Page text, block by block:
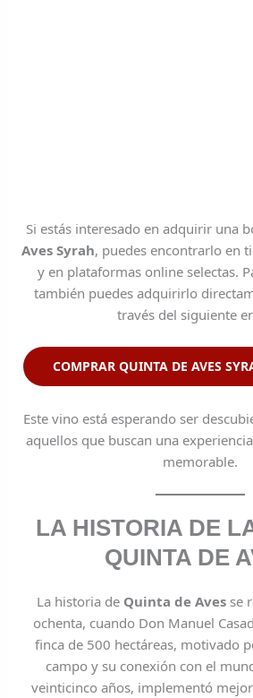
Si estás interesado en adquirir una
Aves Syrah, puedes encontrarlo en
y en plataformas online selectas.
también puedes adquirirlo
través del siguiente
COMPRAR QUINTA DE AVES
Este vino está esperando ser
aquellos que buscan una
memorable.
LA HISTORIA DE
QUINTA DE
La historia de Quinta de Avesse
ochenta, cuando Don Manuel
finca de 500 hectáreas, motivado
campo y su conexión con el
veinticinco años, implementó